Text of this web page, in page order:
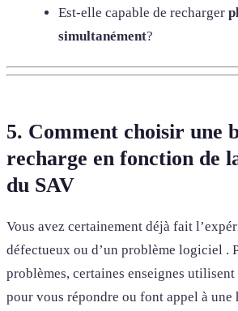
Est-elle capable de recharger
simultanément?
5. Comment choisir une
recharge en fonction de
du SAV
Vous avez certainement déjà fait
défectueux ou d’un problème logiciel .
problèmes, certaines enseignes
pour vous répondre ou font appel à